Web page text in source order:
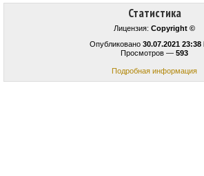
Статистика
Лицензия: Copyright ©
Опубликовано 30.07.2021 23:38
Просмотров — 593
Подробная информация